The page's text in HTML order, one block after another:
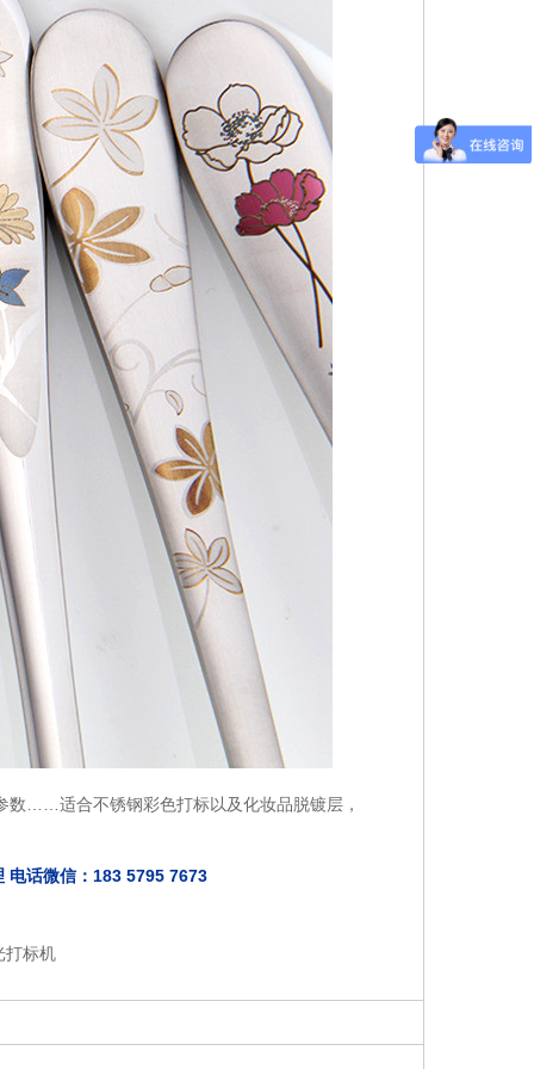
数……适合不锈钢彩色打标以及化妆品脱镀层，
电话微信：183 5795 7673
打标机